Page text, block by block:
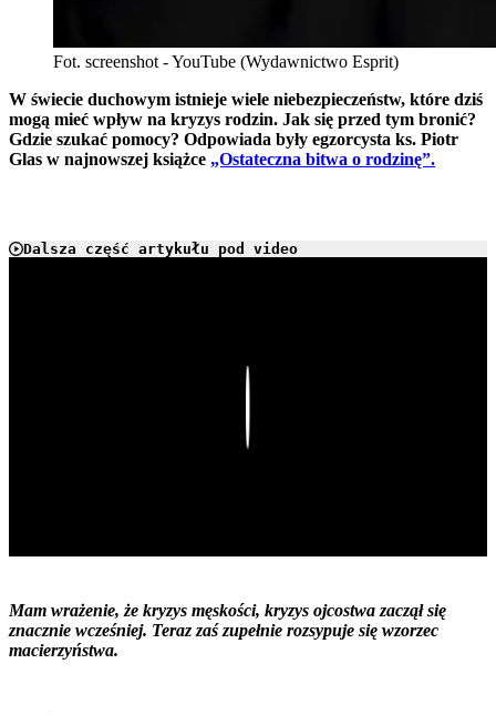
Fot. screenshot - YouTube (Wydawnictwo Esprit)
W świecie duchowym istnieje wiele niebezpieczeństw, które dziś
mogą mieć wpływ na kryzys rodzin. Jak się przed tym bronić?
Gdzie szukać pomocy? Odpowiada były egzorcysta ks. Piotr
Glas w najnowszej książce „Ostateczna bitwa o rodzinę”.
Dalsza część artykułu pod video
Mam wrażenie, że kryzys męskości, kryzys ojcostwa zaczął się
znacznie wcześniej. Teraz zaś zupełnie rozsypuje się wzorzec
macierzyństwa.